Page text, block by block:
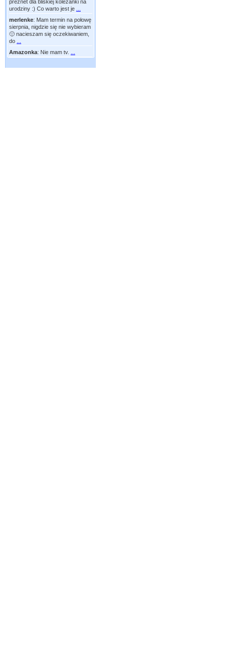
preznet dla bliskiej koleżanki na
urodziny :) Co warto jest je
merlenke: Mam termin na połowę
sierpnia, nigdzie się nie wybieram
🙂 nacieszam się oczekiwaniem,
do
Amazonka: Nie mam tv.